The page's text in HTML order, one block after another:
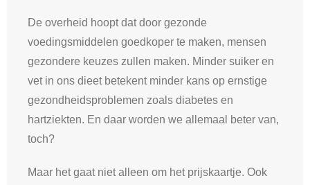
De overheid hoopt dat door gezonde
voedingsmiddelen goedkoper te maken, mensen
gezondere keuzes zullen maken. Minder suiker en
vet in ons dieet betekent minder kans op ernstige
gezondheidsproblemen zoals diabetes en
hartziekten. En daar worden we allemaal beter van,
toch?
Maar het gaat niet alleen om het prijskaartje. Ook